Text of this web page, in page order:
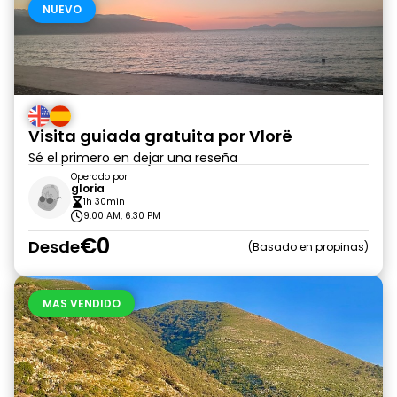
NUEVO
Visita guiada gratuita por Vlorë
Sé el primero en dejar una reseña
Operado por
gloria
1h 30min
9:00 AM, 6:30 PM
Desde€0 Basado en propinas
MAS VENDIDO